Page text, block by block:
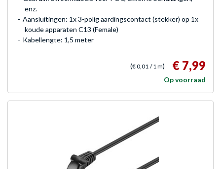
enz.
Aansluitingen: 1x 3-polig aardingscontact (stekker) op 1x
koude apparaten C13 (Female)
Kabellengte: 1,5 meter
(€ 0,01 / 1 m) € 7,99
Op voorraad